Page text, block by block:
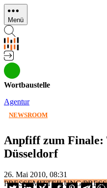
Direkt
zum
Inhalt
Menü
Wortbaustelle
Agentur
NEWSROOM
Anpfiff zum Finale:
Düsseldorf
26. Mai 2010, 08:31
PRESSEMITTEILUNG/